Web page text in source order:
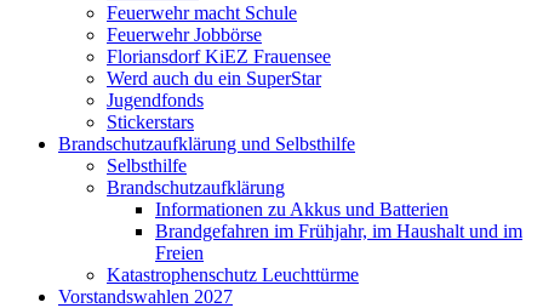
Feuerwehr macht Schule
Feuerwehr Jobbörse
Floriansdorf KiEZ Frauensee
Werd auch du ein SuperStar
Jugendfonds
Stickerstars
Brandschutzaufklärung und Selbsthilfe
Selbsthilfe
Brandschutzaufklärung
Informationen zu Akkus und Batterien
Brandgefahren im Frühjahr, im Haushalt und im
Freien
Katastrophenschutz Leuchttürme
Vorstandswahlen 2027